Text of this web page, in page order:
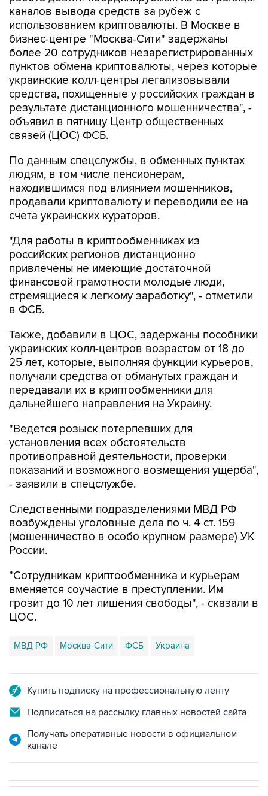
каналов вывода средств за рубеж с
использованием криптовалюты. В Москве в
бизнес-центре "Москва-Сити" задержаны
более 20 сотрудников незарегистрированных
пунктов обмена криптовалюты, через которые
украинские колл-центры легализовывали
средства, похищенные у российских граждан в
результате дистанционного мошенничества", -
объявил в пятницу Центр общественных
связей (ЦОС) ФСБ.
По данным спецслужбы, в обменных пунктах
людям, в том числе пенсионерам,
находившимся под влиянием мошенников,
продавали криптовалюту и переводили ее на
счета украинских кураторов.
"Для работы в криптообменниках из
российских регионов дистанционно
привлечены не имеющие достаточной
финансовой грамотности молодые люди,
стремящиеся к легкому заработку", - отметили
в ФСБ.
Также, добавили в ЦОС, задержаны пособники
украинских колл-центров возрастом от 18 до
25 лет, которые, выполняя функции курьеров,
получали средства от обманутых граждан и
передавали их в криптообменники для
дальнейшего направления на Украину.
"Ведется розыск потерпевших для
установления всех обстоятельств
противоправной деятельности, проверки
показаний и возможного возмещения ущерба",
- заявили в спецслужбе.
Следственными подразделениями МВД РФ
возбуждены уголовные дела по ч. 4 ст. 159
(мошенничество в особо крупном размере) УК
России.
"Сотрудникам криптообменника и курьерам
вменяется соучастие в преступлении. Им
грозит до 10 лет лишения свободы", - сказали в
ЦОС.
МВД РФ Москва-Сити ФСБ Украина
Купить подписку на профессиональную ленту
Подписаться на рассылку главных новостей сайта
Получать оперативные новости в официальном
канале